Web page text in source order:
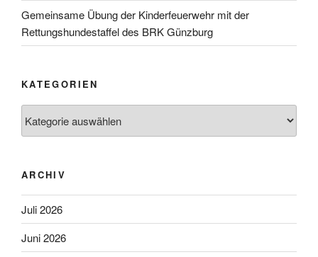
Gemeinsame Übung der Kinderfeuerwehr mit der
Rettungshundestaffel des BRK Günzburg
KATEGORIEN
ARCHIV
Juli 2026
Juni 2026